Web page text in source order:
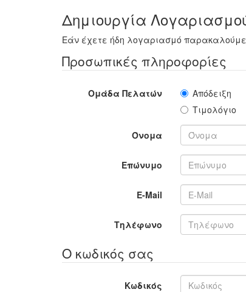
Δημιουργία
Εάν έχετε ήδη λογαριασμό
Προσωπικές πληροφορίες
Ομάδα Πελατών
Απόδειξη
Τιμολόγιο
Όνομα
Επώνυμο
E-Mail
Τηλέφωνο
Ο κωδικός σας
Κωδικός